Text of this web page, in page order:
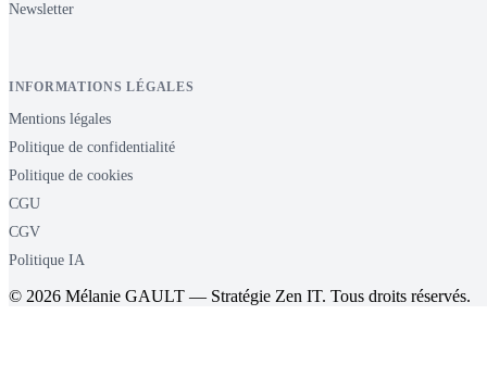
Newsletter
INFORMATIONS LÉGALES
Mentions légales
Politique de confidentialité
Politique de cookies
CGU
CGV
Politique IA
© 2026 Mélanie GAULT — Stratégie Zen IT. Tous droits réservés.